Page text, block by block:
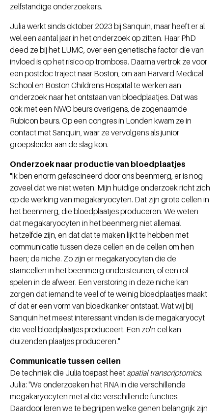
zelfstandige onderzoekers.
Julia werkt sinds oktober 2023 bij Sanquin, maar heeft er al
wel een aantal jaar in het onderzoek op zitten. Haar PhD
deed ze bij het LUMC, over een genetische factor die van
invloed is op het risico op trombose. Daarna vertrok ze voor
een postdoc traject naar Boston, om aan Harvard Medical
School en Boston Childrens Hospital te werken aan
onderzoek naar het ontstaan van bloedplaatjes. Dat was
ook met een NWO beurs overigens, de zogenaamde
Rubicon beurs. Op een congres in Londen kwam ze in
contact met Sanquin, waar ze vervolgens als junior
groepsleider aan de slag kon.
Onderzoek naar productie van bloedplaatjes
"Ik ben enorm gefascineerd door ons beenmerg, er is nog
zoveel dat we niet weten. Mijn huidige onderzoek richt zich
op de werking van megakaryocyten. Dat zijn grote cellen in
het beenmerg, die bloedplaatjes produceren. We weten
dat megakaryocyten in het beenmerg niet allemaal
hetzelfde zijn, en dat dat te maken lijkt te hebben met
communicatie tussen deze cellen en de cellen om hen
heen; de niche. Zo zijn er megakaryocyten die de
stamcellen in het beenmerg ondersteunen, of een rol
spelen in de afweer. Een verstoring in deze niche kan
zorgen dat iemand te veel of te weinig bloedplaatjes maakt
of dat er een vorm van bloedkanker ontstaat. Wat wij bij
Sanquin het meest interessant vinden is de megakaryocyt
die veel bloedplaatjes produceert. Een zo'n cel kan
duizenden plaatjes produceren."
Communicatie tussen cellen
De techniek die Julia toepast heet spatial transcriptomics.
Julia: "We onderzoeken het RNA in die verschillende
megakaryocyten met al die verschillende functies.
Daardoor leren we te begrijpen welke genen belangrijk zijn